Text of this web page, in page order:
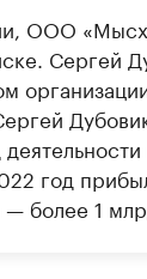
ООО
Сергей
год
более 1